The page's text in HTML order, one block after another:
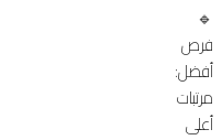
🔹
فرص
أفضل:
مرتبات
أعلى